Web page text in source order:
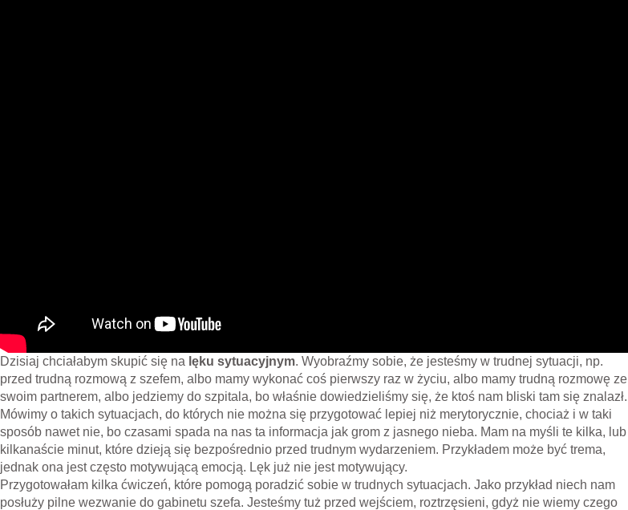
Dzisiaj chciałabym skupić się na lęku sytuacyjnym. Wyobraźmy sobie, że jesteśmy w trudnej sytuacji, np.
przed trudną rozmową z szefem, albo mamy wykonać coś pierwszy raz w życiu, albo mamy trudną rozmowę ze
swoim partnerem, albo jedziemy do szpitala, bo właśnie dowiedzieliśmy się, że ktoś nam bliski tam się znalazł.
Mówimy o takich sytuacjach, do których nie można się przygotować lepiej niż merytorycznie, chociaż i w taki
sposób nawet nie, bo czasami spada na nas ta informacja jak grom z jasnego nieba. Mam na myśli te kilka, lub
kilkanaście minut, które dzieją się bezpośrednio przed trudnym wydarzeniem. Przykładem może być trema,
jednak ona jest często motywującą emocją. Lęk już nie jest motywujący.
Przygotowałam kilka ćwiczeń, które pomogą poradzić sobie w trudnych sytuacjach. Jako przykład niech nam
posłuży pilne wezwanie do gabinetu szefa. Jesteśmy tuż przed wejściem, roztrzęsieni, gdyż nie wiemy czego